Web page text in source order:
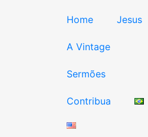
Home Jesus
A Vintage
Sermões
Contribua